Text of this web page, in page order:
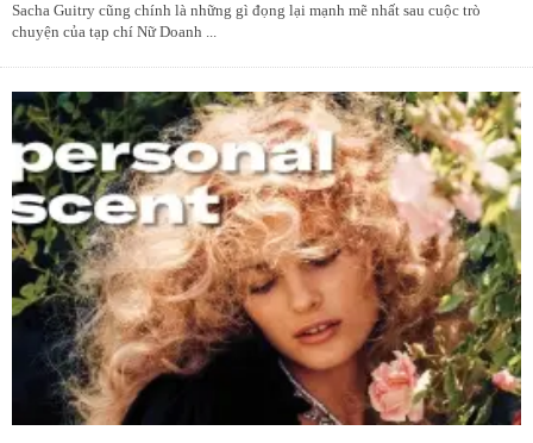
Sacha Guitry cũng chính là những gì đọng lại mạnh mẽ nhất sau cuộc trò
chuyện của tạp chí Nữ Doanh ...